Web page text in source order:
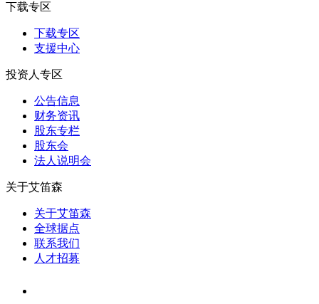
下载专区
下载专区
支援中心
投资人专区
公告信息
财务资讯
股东专栏
股东会
法⼈说明会
关于艾笛森
关于艾笛森
全球据点
联系我们
人才招募